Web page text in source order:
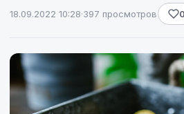
18.09.2022 10:28·397 просмотров 0